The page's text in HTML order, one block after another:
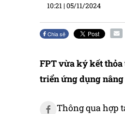
10:21 |05/11/2024
Chia sẻ
FPT vừa ký kết thỏa
triển ứng dụng
Thông qua hợp